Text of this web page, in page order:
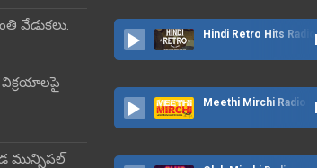
వేడుకలు.
విక్రయాలపై
మున్సిపల్
Hindi Retro Hits Radio
Meethi Mirchi Radio